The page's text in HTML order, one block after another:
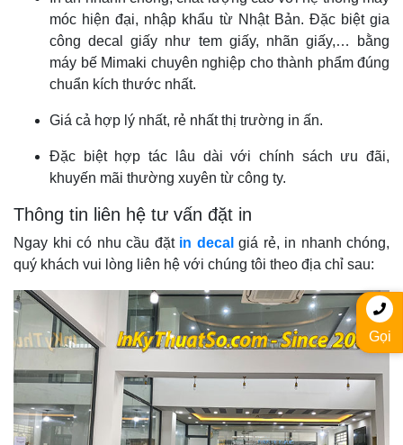
móc hiện đại, nhập khẩu từ Nhật Bản. Đặc biệt gia
công decal giấy như tem giấy, nhãn giấy,… bằng
máy bế Mimaki chuyên nghiệp cho thành phẩm đúng
chuẩn kích thước nhất.
Giá cả hợp lý nhất, rẻ nhất thị trường in ấn.
Đặc biệt hợp tác lâu dài với chính sách ưu đãi,
khuyến mãi thường xuyên từ công ty.
Thông tin liên hệ tư vấn đặt in
Ngay khi có nhu cầu đặt in decal giá rẻ, in nhanh chóng,
quý khách vui lòng liên hệ với chúng tôi theo địa chỉ sau:
Gọi